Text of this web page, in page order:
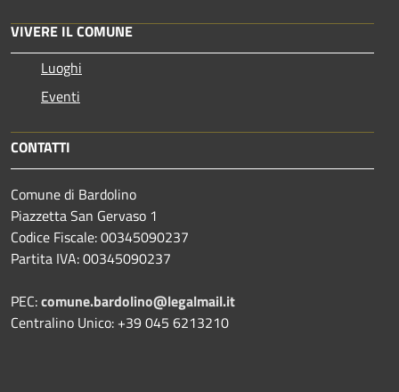
VIVERE IL COMUNE
Luoghi
Eventi
CONTATTI
Comune di Bardolino
Piazzetta San Gervaso 1
Codice Fiscale: 00345090237
Partita IVA: 00345090237
PEC:comune.bardolino@legalmail.it
Centralino Unico: +39 045 6213210